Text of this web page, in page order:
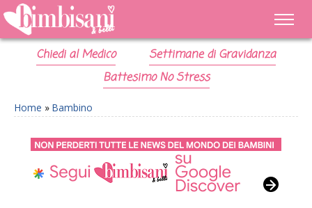
Chiedi al Medico
Settimane di Gravidanza
Battesimo No Stress
Home » Bambino